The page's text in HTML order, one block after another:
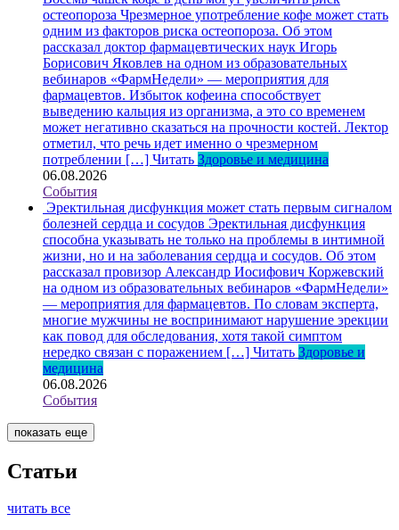
остеопороза Чрезмерное употребление кофе может стать
одним из факторов риска остеопороза. Об этом
рассказал доктор фармацевтических наук Игорь
Борисович Яковлев на одном из образовательных
вебинаров «ФармНедели» — мероприятия для
фармацевтов. Избыток кофеина способствует
выведению кальция из организма, а это со временем
может негативно сказаться на прочности костей. Лектор
отметил, что речь идет именно о чрезмерном
потреблении […] Читать Здоровье и медицина
06.08.2026
События
Эректильная дисфункция может стать первым сигналом
болезней сердца и сосудов Эректильная дисфункция
способна указывать не только на проблемы в интимной
жизни, но и на заболевания сердца и сосудов. Об этом
рассказал провизор Александр Иосифович Коржевский
на одном из образовательных вебинаров «ФармНедели»
— мероприятия для фармацевтов. По словам эксперта,
многие мужчины не воспринимают нарушение эрекции
как повод для обследования, хотя такой симптом
нередко связан с поражением […] Читать Здоровье и
медицина
06.08.2026
События
показать еще
Статьи
читать все